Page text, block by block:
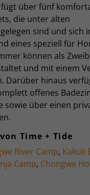
über fünf
die unter alten
sind und sich
eines speziell für
können als
und mit einem
Darüber hinaus
offenes
sowie über einen
Time + Tide
River Camp, Kakuli
Camp, Chongwe